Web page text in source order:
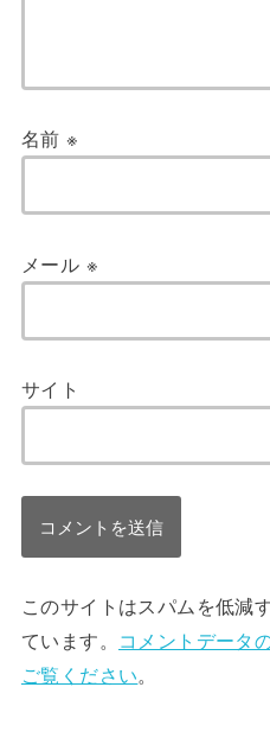
名前※
メール ※
サイト
このサイトはスパムを低減
ています。 コメントデータ
ご覧ください。